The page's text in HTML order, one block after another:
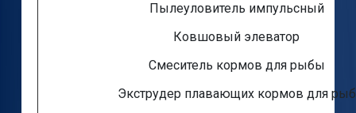
Пылеуловитель импульсный
Ковшовый элеватор
Смеситель кормов для рыбы
Экструдер плавающих кормов для рыб